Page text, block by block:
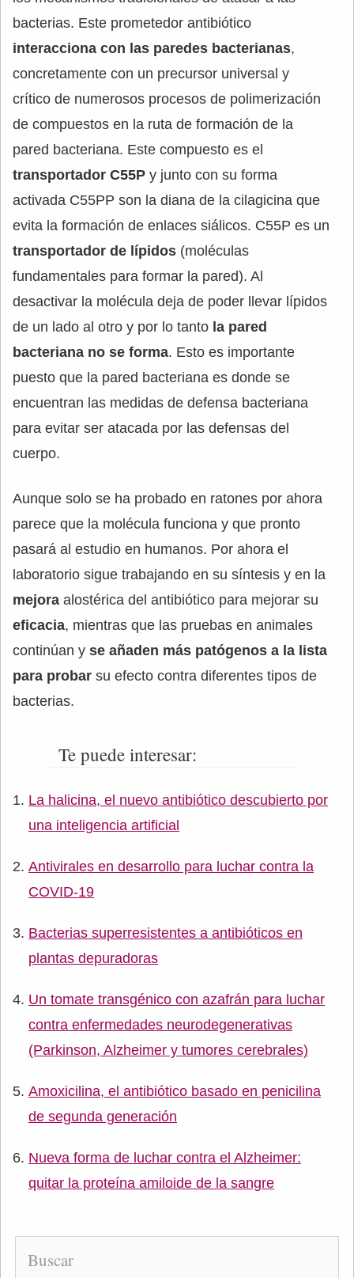
bacterias. Este prometedor antibiótico
interacciona con las paredes bacterianas,
concretamente con un precursor universal y
crítico de numerosos procesos de polimerización
de compuestos en la ruta de formación de la
pared bacteriana. Este compuesto es el
transportador C55P y junto con su forma
activada C55PP son la diana de la cilagicina que
evita la formación de enlaces siálicos. C55P es un
transportador de lípidos (moléculas
fundamentales para formar la pared). Al
desactivar la molécula deja de poder llevar lípidos
de un lado al otro y por lo tanto la pared
bacteriana no se forma. Esto es importante
puesto que la pared bacteriana es donde se
encuentran las medidas de defensa bacteriana
para evitar ser atacada por las defensas del
cuerpo.
Aunque solo se ha probado en ratones por ahora
parece que la molécula funciona y que pronto
pasará al estudio en humanos. Por ahora el
laboratorio sigue trabajando en su síntesis y en la
mejora alostérica del antibiótico para mejorar su
eficacia, mientras que las pruebas en animales
continúan y se añaden más patógenos a la lista
para probar su efecto contra diferentes tipos de
bacterias.
Te puede interesar:
La halicina, el nuevo antibiótico descubierto por
una inteligencia artificial
Antivirales en desarrollo para luchar contra la
COVID-19
Bacterias superresistentes a antibióticos en
plantas depuradoras
Un tomate transgénico con azafrán para luchar
contra enfermedades neurodegenerativas
(Parkinson, Alzheimer y tumores cerebrales)
Amoxicilina, el antibiótico basado en penicilina
de segunda generación
Nueva forma de luchar contra el Alzheimer:
quitar la proteína amiloide de la sangre
Buscar